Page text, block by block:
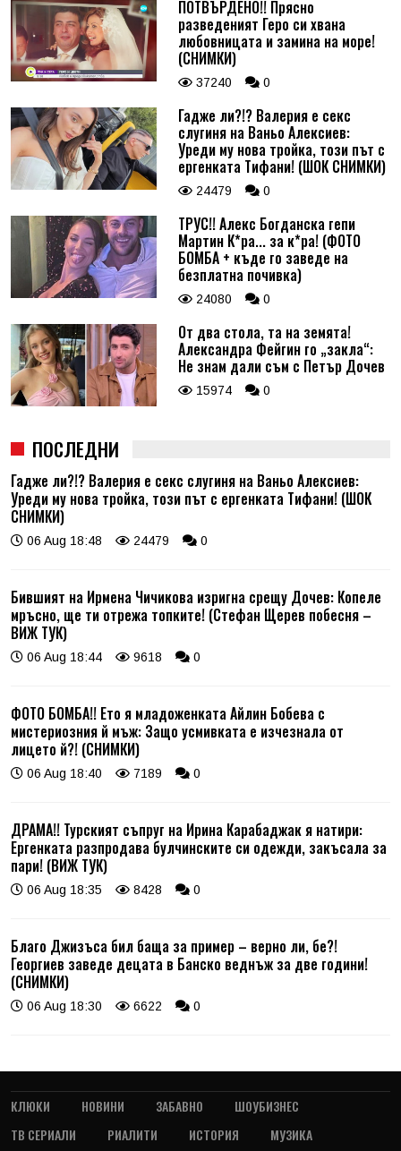
ПОТВЪРДЕНО!! Прясно
разведеният Геро си хвана
любовницата и замина на море!
(СНИМКИ)
37240 0
Гадже ли?!? Валерия е секс
слугиня на Ваньо Алексиев:
Уреди му нова тройка, този път с
ергенката Тифани! (ШОК СНИМКИ)
24479 0
ТРУС!! Алекс Богданска гепи
Мартин К*ра... за к*ра! (ФОТО
БОМБА + къде го заведе на
безплатна почивка)
24080 0
От два стола, та на земята!
Александра Фейгин го „закла“:
Не знам дали съм с Петър Дочев
15974 0
ПОСЛЕДНИ
Гадже ли?!? Валерия е секс слугиня на Ваньо Алексиев:
Уреди му нова тройка, този път с ергенката Тифани! (ШОК
СНИМКИ)
06 Aug 18:48 24479 0
Бившият на Ирмена Чичикова изригна срещу Дочев: Копеле
мръсно, ще ти отрежа топките! (Стефан Щерев побесня –
ВИЖ ТУК)
06 Aug 18:44 9618 0
ФОТО БОМБА!! Ето я младоженката Айлин Бобева с
мистериозния й мъж: Защо усмивката е изчезнала от
лицето й?! (СНИМКИ)
06 Aug 18:40 7189 0
ДРАМА!! Турският съпруг на Ирина Карабаджак я натири:
Ергенката разпродава булчинските си одежди, закъсала за
пари! (ВИЖ ТУК)
06 Aug 18:35 8428 0
Благо Джизъса бил баща за пример – верно ли, бе?!
Георгиев заведе децата в Банско веднъж за две години!
(СНИМКИ)
06 Aug 18:30 6622 0
КЛЮКИ НОВИНИ ЗАБАВНО
ШОУБИЗНЕС
ТВ СЕРИАЛИ
РИАЛИТИ ИСТОРИЯ МУЗИКА